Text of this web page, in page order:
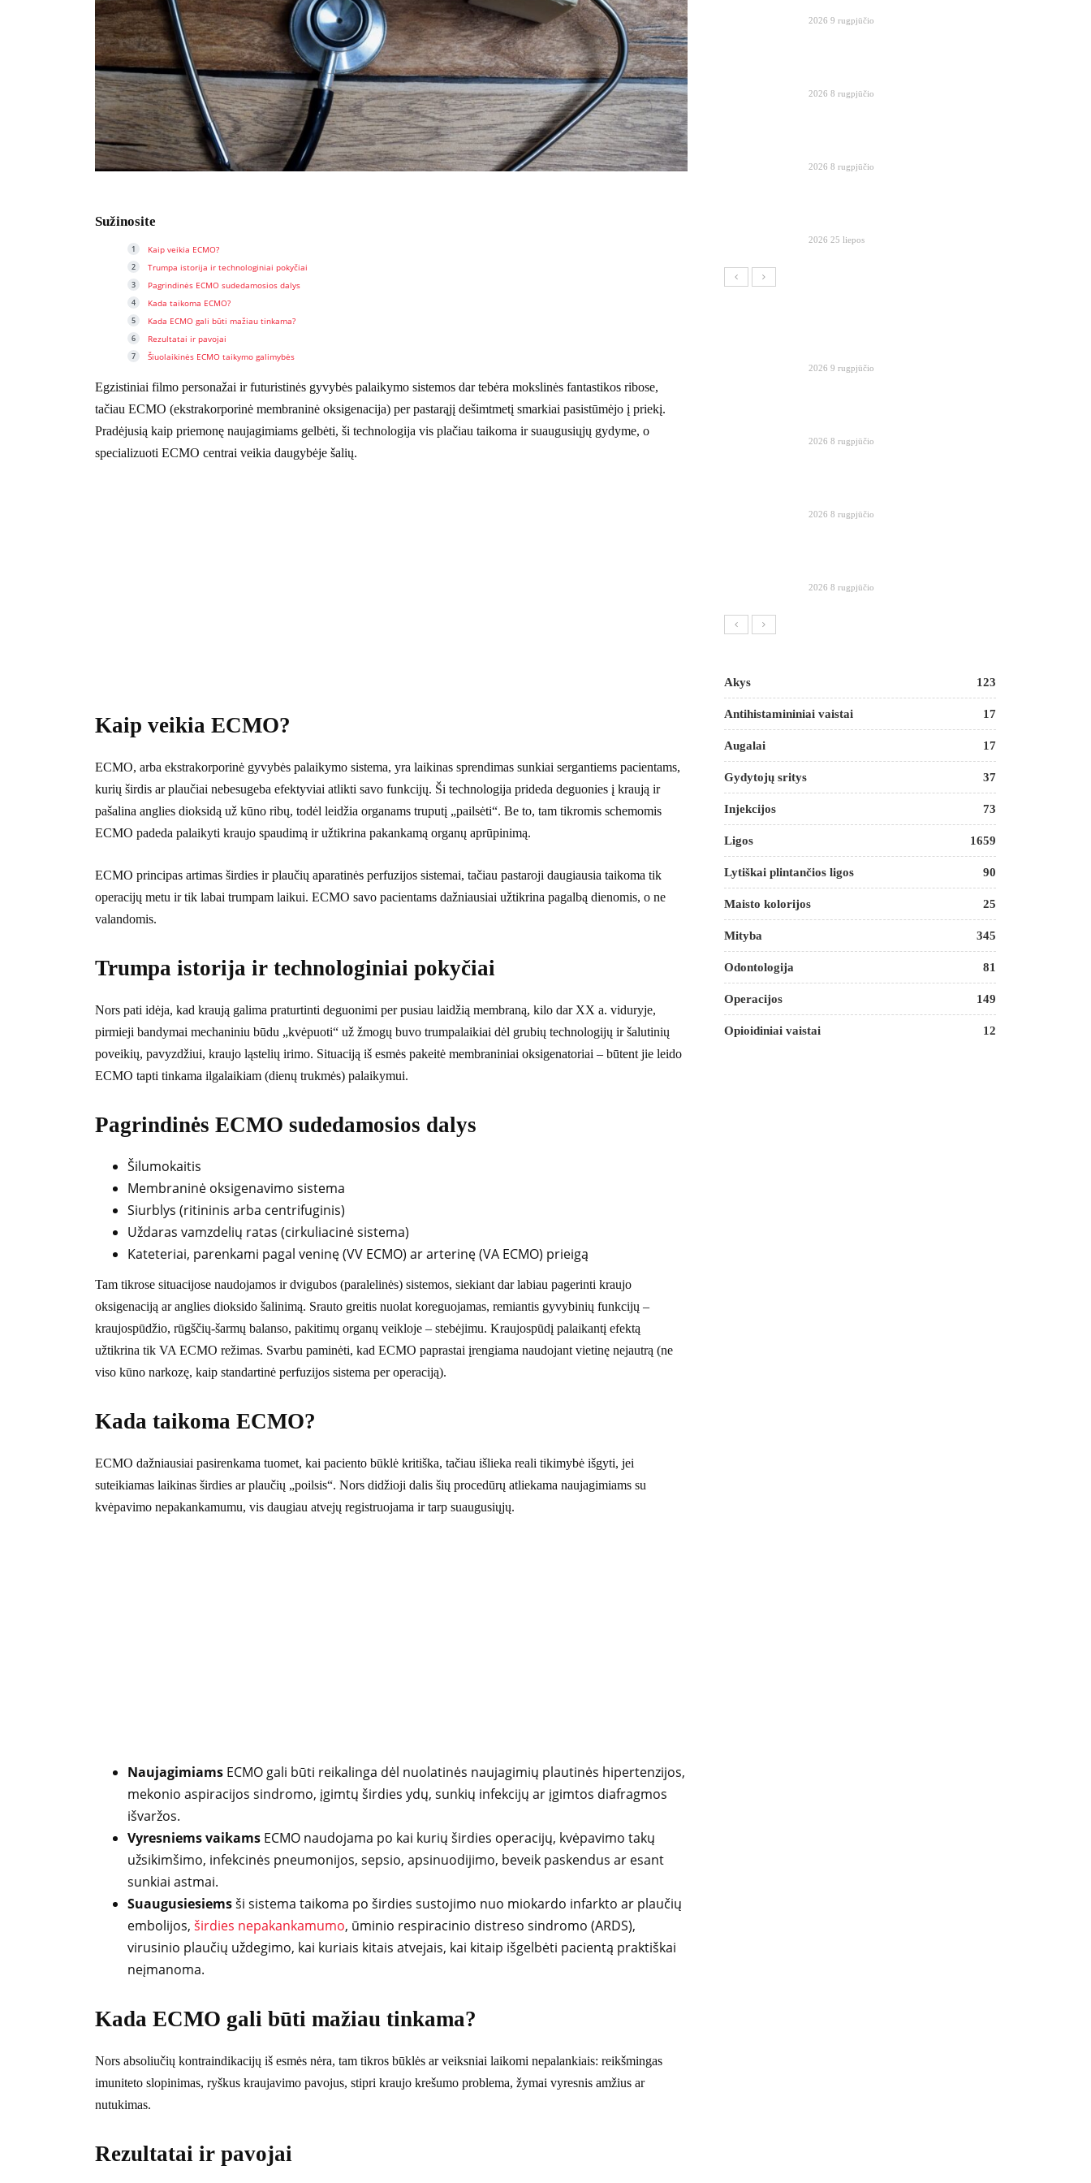
Sužinosite
Kaip veikia ECMO?
Trumpa istorija ir technologiniai pokyčiai
Pagrindinės ECMO sudedamosios dalys
Kada taikoma ECMO?
Kada ECMO gali būti mažiau tinkama?
Rezultatai ir pavojai
Šiuolaikinės ECMO taikymo galimybės
Egzistiniai filmo personažai ir futuristinės gyvybės palaikymo sistemos dar tebėra mokslinės fantastikos ribose,
tačiau ECMO (ekstrakorporinė membraninė oksigenacija) per pastarąjį dešimtmetį smarkiai pasistūmėjo į priekį.
Pradėjusią kaip priemonę naujagimiams gelbėti, ši technologija vis plačiau taikoma ir suaugusiųjų gydyme, o
specializuoti ECMO centrai veikia daugybėje šalių.
Kaip veikia ECMO?
ECMO, arba ekstrakorporinė gyvybės palaikymo sistema, yra laikinas sprendimas sunkiai sergantiems pacientams,
kurių širdis ar plaučiai nebesugeba efektyviai atlikti savo funkcijų. Ši technologija prideda deguonies į kraują ir
pašalina anglies dioksidą už kūno ribų, todėl leidžia organams truputį „pailsėti“. Be to, tam tikromis schemomis
ECMO padeda palaikyti kraujo spaudimą ir užtikrina pakankamą organų aprūpinimą.
ECMO principas artimas širdies ir plaučių aparatinės perfuzijos sistemai, tačiau pastaroji daugiausia taikoma tik
operacijų metu ir tik labai trumpam laikui. ECMO savo pacientams dažniausiai užtikrina pagalbą dienomis, o ne
valandomis.
Trumpa istorija ir technologiniai pokyčiai
Nors pati idėja, kad kraują galima praturtinti deguonimi per pusiau laidžią membraną, kilo dar XX a. viduryje,
pirmieji bandymai mechaniniu būdu „kvėpuoti“ už žmogų buvo trumpalaikiai dėl grubių technologijų ir šalutinių
poveikių, pavyzdžiui, kraujo ląstelių irimo. Situaciją iš esmės pakeitė membraniniai oksigenatoriai – būtent jie leido
ECMO tapti tinkama ilgalaikiam (dienų trukmės) palaikymui.
Pagrindinės ECMO sudedamosios dalys
Šilumokaitis
Membraninė oksigenavimo sistema
Siurblys (ritininis arba centrifuginis)
Uždaras vamzdelių ratas (cirkuliacinė sistema)
Kateteriai, parenkami pagal veninę (VV ECMO) ar arterinę (VA ECMO) prieigą
Tam tikrose situacijose naudojamos ir dvigubos (paralelinės) sistemos, siekiant dar labiau pagerinti kraujo
oksigenaciją ar anglies dioksido šalinimą. Srauto greitis nuolat koreguojamas, remiantis gyvybinių funkcijų –
kraujospūdžio, rūgščių-šarmų balanso, pakitimų organų veikloje – stebėjimu. Kraujospūdį palaikantį efektą
užtikrina tik VA ECMO režimas. Svarbu paminėti, kad ECMO paprastai įrengiama naudojant vietinę nejautrą (ne
viso kūno narkozę, kaip standartinė perfuzijos sistema per operaciją).
Kada taikoma ECMO?
ECMO dažniausiai pasirenkama tuomet, kai paciento būklė kritiška, tačiau išlieka reali tikimybė išgyti, jei
suteikiamas laikinas širdies ar plaučių „poilsis“. Nors didžioji dalis šių procedūrų atliekama naujagimiams su
kvėpavimo nepakankamumu, vis daugiau atvejų registruojama ir tarp suaugusiųjų.
Naujagimiams ECMO gali būti reikalinga dėl nuolatinės naujagimių plautinės hipertenzijos,
mekonio aspiracijos sindromo, įgimtų širdies ydų, sunkių infekcijų ar įgimtos diafragmos
išvaržos.
Vyresniems vaikams ECMO naudojama po kai kurių širdies operacijų, kvėpavimo takų
užsikimšimo, infekcinės pneumonijos, sepsio, apsinuodijimo, beveik paskendus ar esant
sunkiai astmai.
Suaugusiesiemsši sistema taikoma po širdies sustojimo nuo miokardo infarkto ar plaučių
embolijos, širdies nepakankamumo, ūminio respiracinio distreso sindromo (ARDS),
virusinio plaučių uždegimo, kai kuriais kitais atvejais, kai kitaip išgelbėti pacientą praktiškai
neįmanoma.
Kada ECMO gali būti mažiau tinkama?
Nors absoliučių kontraindikacijų iš esmės nėra, tam tikros būklės ar veiksniai laikomi nepalankiais: reikšmingas
imuniteto slopinimas, ryškus kraujavimo pavojus, stipri kraujo krešumo problema, žymai vyresnis amžius ar
nutukimas.
Rezultatai ir pavojai
2026 9 rugpjūčio
2026 8 rugpjūčio
2026 8 rugpjūčio
2026 25 liepos
2026 9 rugpjūčio
2026 8 rugpjūčio
2026 8 rugpjūčio
2026 8 rugpjūčio
Akys 123
Antihistamininiai vaistai 17
Augalai 17
Gydytojų sritys 37
Injekcijos 73
Ligos 1659
Lytiškai plintančios ligos 90
Maisto kolorijos 25
Mityba 345
Odontologija 81
Operacijos 149
Opioidiniai vaistai 12